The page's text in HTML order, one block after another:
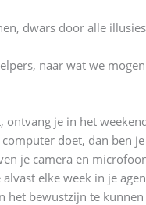
dwars door alle
naar wat we
je in het
doet, dan ben
je camera en
elke week in je
bewustzijn te